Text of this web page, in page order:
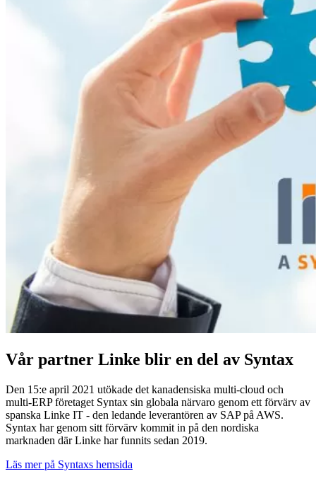
Vår partner Linke blir en del av Syntax
Den 15:e april 2021 utökade det kanadensiska multi-cloud och
multi-ERP företaget Syntax sin globala närvaro genom ett förvärv av
spanska Linke IT - den ledande leverantören av SAP på AWS.
Syntax har genom sitt förvärv kommit in på den nordiska
marknaden där Linke har funnits sedan 2019.
Läs mer på Syntaxs hemsida